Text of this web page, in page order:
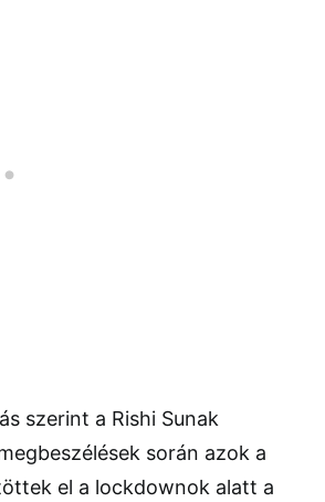
szerint a Rishi Sunak
során azok a
el a lockdownok alatt a